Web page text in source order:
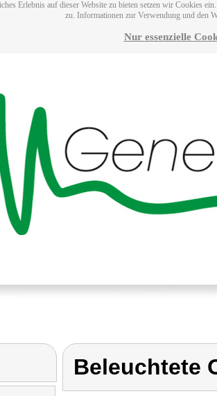
Erlebnis auf dieser Website zu bieten setzen wir Cookies
zu. Informationen zur Verwendung und den
Nur essenzielle
Beleuchtete